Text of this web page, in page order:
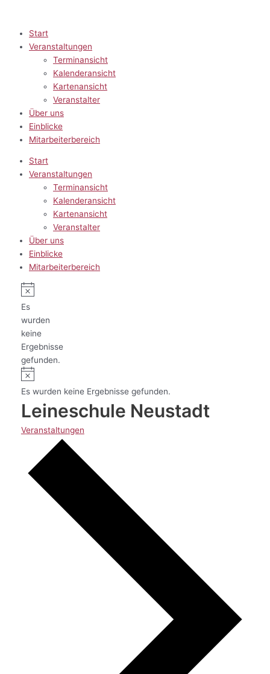
springenStart
Veranstaltungen
Terminansicht
Kalenderansicht
Kartenansicht
Veranstalter
Über uns
Einblicke
Mitarbeiterbereich
Start
Veranstaltungen
Terminansicht
Kalenderansicht
Kartenansicht
Veranstalter
Über uns
Einblicke
Mitarbeiterbereich
Es
wurden
keine
Ergebnisse
gefunden.
Es wurden keine Ergebnisse gefunden.
Leineschule Neustadt
Veranstaltungen